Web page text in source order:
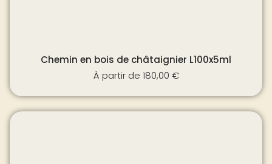
Chemin en bois de châtaignier L100x5ml
À partir de 180,00 €